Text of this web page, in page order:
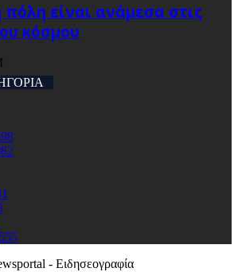
πόλη είναι ανάμεσα στις
κόσμου
- Ειδησεογραφία